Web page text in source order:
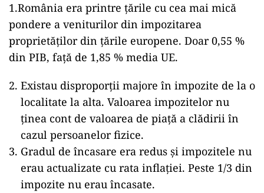
1.România era printre țările cu cea mai mică
pondere a veniturilor din impozitarea
proprietăților din țările europene. Doar 0,55 %
din PIB, față de 1,85 % media UE.
Existau disproporții majore în impozite de la o
localitate la alta. Valoarea impozitelor nu
ținea cont de valoarea de piață a clădirii în
cazul persoanelor fizice.
Gradul de încasare era redus și impozitele nu
erau actualizate cu rata inflației. Peste 1/3 din
impozite nu erau încasate.